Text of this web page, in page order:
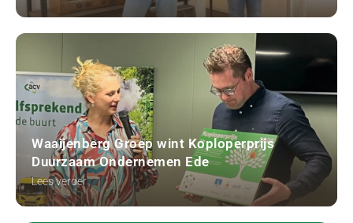
Waaijenberg Groep wint Koploperprijs
Duurzaam Ondernemen Ede
Lees verder